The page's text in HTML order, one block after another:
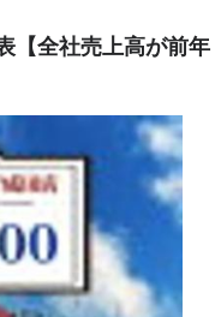
【全社売上高が前年